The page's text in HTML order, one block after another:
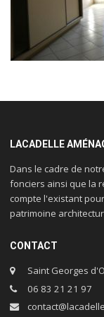
LACADELLE
Dans le cadre de
fonciers ainsi que la
compte l'existant
patrimoine
CONTACT
Saint Georges
06 83 21 21 97